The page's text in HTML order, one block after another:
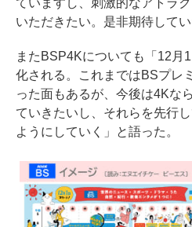
ていますし、刺激的なアトラ
いただきたい。是非期待して
またBSP4Kについても「12月
化される。これまではBSプレ
った面もあるが、今後は4Kな
ていきたいし、それらを先行
ようにしていく」と語った。